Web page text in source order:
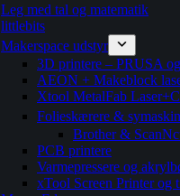
Leg med tal og matematik
littlebits
Makerspace udstyr
3D printere – PRUSA
AEON + Makeblock
Xtool MetalFab
Folieskærere &
Brother &
PCB printere
Varmepressere og
xTool Screen Printer og